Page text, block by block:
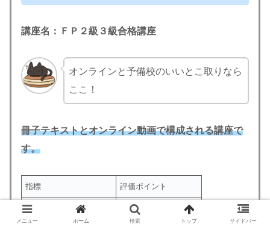
講座名： ＦＰ２級３級合格講座
オンラインと予備校のいいとこ取りなら
ここ！
冊子テキストとオンライン動画で構成される講座で
す。
指標 評価ポイント
リーズナブル度 ★★★★ （6万円台）
メニュー ホーム 検索 トップ サイドバー